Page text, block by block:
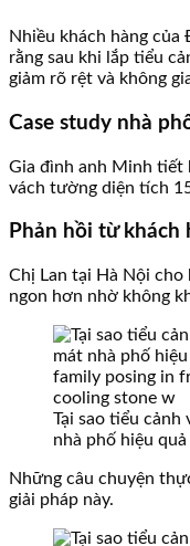
Nhiều khách hàng của
rằng sau khi lắp tiểu
giảm rõ rệt và không
Case study nhà
Gia đình anh Minh tiết
vách tường diện tích
Phản hồi từ
Chị Lan tại Hà Nội cho
ngon hơn nhờ không
Tại sao tiểu cảnh
nhà phố hiệu
Những câu chuyện
giải pháp này.